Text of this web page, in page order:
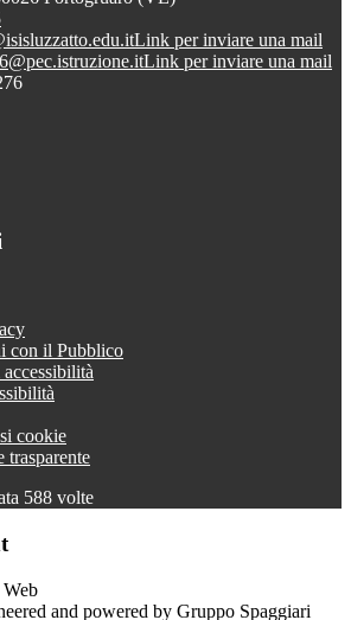
Link per inviare una mail
Link per inviare una mail
con il Pubblico
cookie
trasparente
588 volte
and powered by Gruppo Spaggiari